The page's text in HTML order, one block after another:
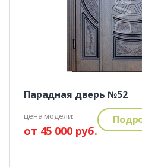
Парадная дверь №52
цена модели:
от 45 000 руб.